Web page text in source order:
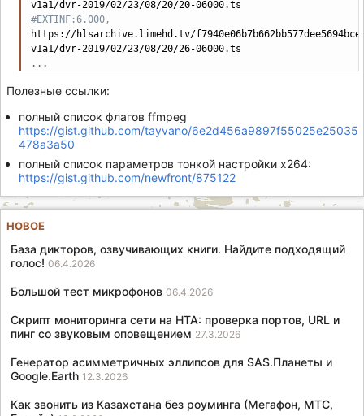
#EXTINF:6.000,
https://hlsarchive.limehd.tv/
.. .
Полезные ссылки:
полный список флагов ffmpeg
https://gist.github.com/tayvano/6e2d456a9897f55025e25035
478a3a50
полный список параметров тонкой настройки x264:
https://gist.github.com/newfront/875122
НОВОЕ
База дикторов, озвучивающих книги. Найдите подходящий
голос! 06.4.2026
Большой тест микрофонов 06.4.2026
Скрипт мониторинга сети на HTA: проверка портов, URL и
пинг со звуковым оповещением 27.3.2026
Генератор асимметричных эллипсов для SAS.Планеты и
Google.Earth 12.3.2026
Как звонить из Казахстана без роуминга (Мегафон, МТС,